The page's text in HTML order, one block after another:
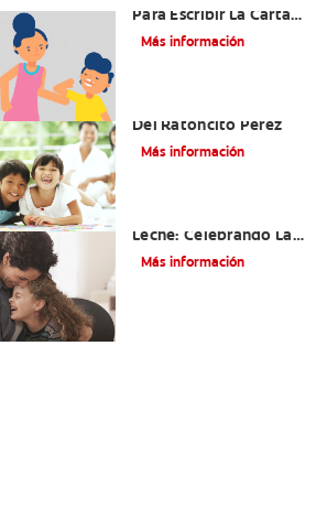
Para Escribir La Carta
Al Ratón Pérez Y
Más información
Del Ratoncito Pérez
Más información
Leche: Celebrando La
Última Visita Del
Más información